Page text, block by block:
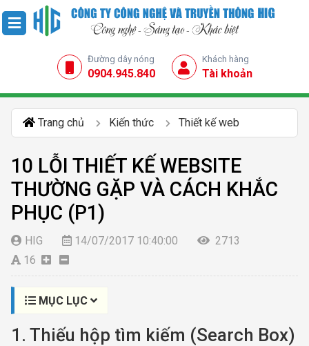
Đường dây nóng
0904.945.840
Khách hàng
Tài khoản
Trang chủ Kiến thức Thiết kế web
10 LỖI THIẾT KẾ WEBSITE
THƯỜNG GẶP VÀ CÁCH KHẮC
PHỤC (P1)
HIG 14/07/2017 10:40:00
2713
16
MỤC LỤC
1. Thiếu hộp tìm kiếm (Search Box)